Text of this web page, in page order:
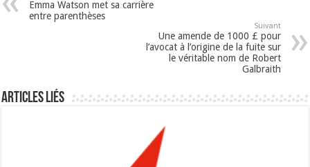
Emma Watson met sa carrière
entre parenthèses
Suivant
Une amende de 1000 £ pour
l’avocat à l’origine de la fuite sur
le véritable nom de Robert
Galbraith
Articles liés